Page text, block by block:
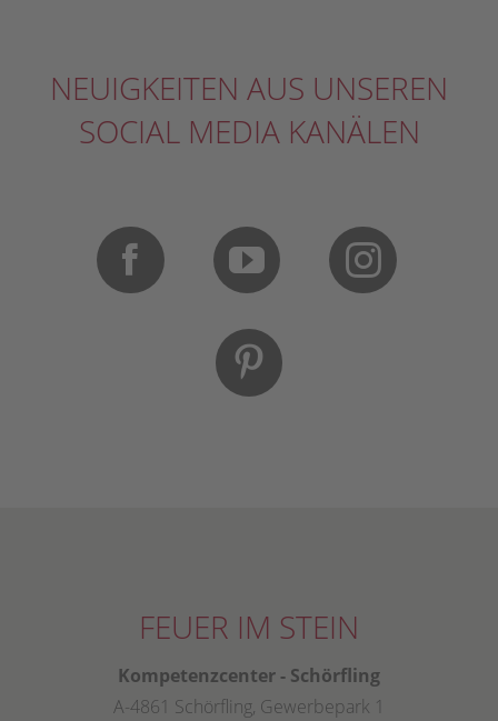
NEUIGKEITEN AUS UNSEREN
SOCIAL MEDIA KANÄLEN
FEUER IM STEIN
Kompetenzcenter - Schörfling
A-4861 Schörfling, Gewerbepark 1